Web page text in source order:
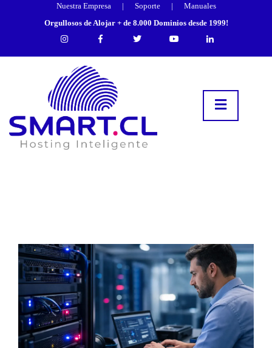
Nuestra Empresa | Soporte |
Manuales
Orgullosos de Alojar + de 8.000 Dominios desde 1999!